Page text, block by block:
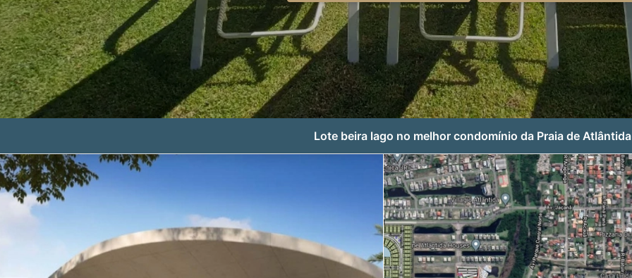
Lote beira lago no melhor condomínio da Praia de